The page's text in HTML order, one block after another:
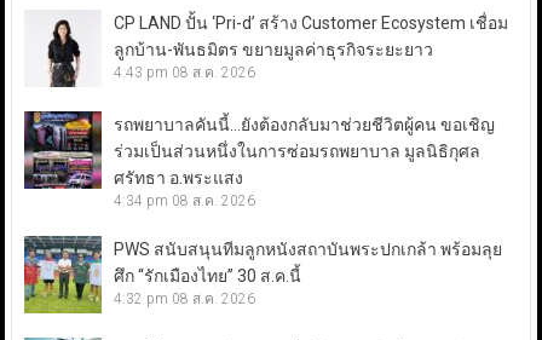
CP LAND ปั้น ‘Pri-d’ สร้าง Customer Ecosystem เชื่อม
ลูกบ้าน-พันธมิตร ขยายมูลค่าธุรกิจระยะยาว
4:43 pm 08 ส.ค. 2026
รถพยาบาลคันนี้…ยังต้องกลับมาช่วยชีวิตผู้คน ขอเชิญ
ร่วมเป็นส่วนหนึ่งในการซ่อมรถพยาบาล มูลนิธิกุศล
ศรัทธา อ.พระแสง
4:34 pm 08 ส.ค. 2026
PWS สนับสนุนทีมลูกหนังสถาบันพระปกเกล้า พร้อมลุย
ศึก “รักเมืองไทย” 30 ส.ค.นี้
4:32 pm 08 ส.ค. 2026